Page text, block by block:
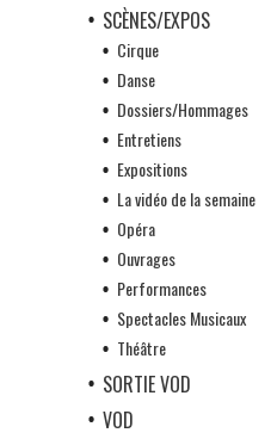
SCÈNES/EXPOS
Cirque
Danse
Dossiers/Hommages
Entretiens
Expositions
La vidéo de la semaine
Opéra
Ouvrages
Performances
Spectacles Musicaux
Théâtre
SORTIE VOD
VOD